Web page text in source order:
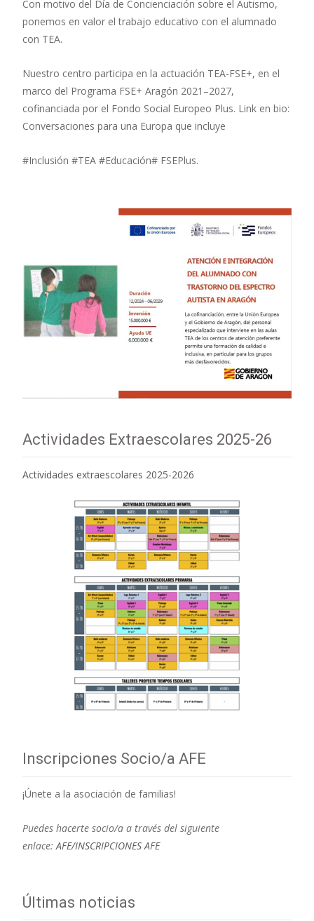
Con motivo del Día de Concienciación sobre el Autismo,
ponemos en valor el trabajo educativo con el alumnado
con TEA.
Nuestro centro participa en la actuación TEA-FSE+, en el
marco del Programa FSE+ Aragón 2021–2027,
cofinanciada por el Fondo Social Europeo Plus. Link en bio:
Conversaciones para una Europa que incluye
#Inclusión #TEA #Educación# FSEPlus.
Actividades Extraescolares 2025-26
Actividades extraescolares 2025-2026
Inscripciones Socio/a AFE
¡Únete a la asociación de familias!
Puedes hacerte socio/a a través del siguiente
enlace:AFE/INSCRIPCIONES AFE
Últimas noticias